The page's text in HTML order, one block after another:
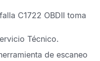
C1722 OBDII toma
Técnico.
de escaneo